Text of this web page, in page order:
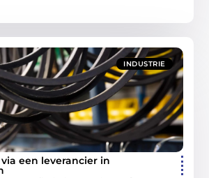
INDUSTRIE
een leverancier in